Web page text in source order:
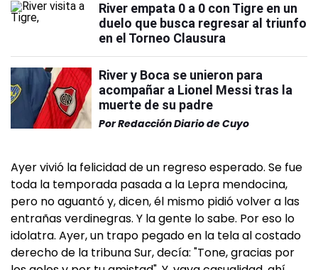
River empata 0 a 0 con Tigre en un
duelo que busca regresar al triunfo
en el Torneo Clausura
River y Boca se unieron para
acompañar a Lionel Messi tras la
muerte de su padre
PorRedacción Diario de Cuyo
Ayer vivió la felicidad de un regreso esperado. Se fue
toda la temporada pasada a la Lepra mendocina,
pero no aguantó y, dicen, él mismo pidió volver a las
entrañas verdinegras. Y la gente lo sabe. Por eso lo
idolatra. Ayer, un trapo pegado en la tela al costado
derecho de la tribuna Sur, decía: "Tone, gracias por